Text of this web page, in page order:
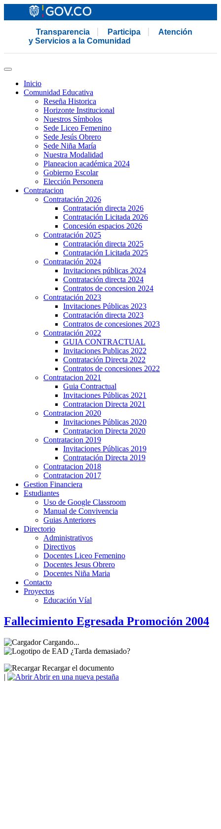
Transparencia Participa
Atención
y Servicios a la Comunidad
Inicio
Comunidad Educativa
Reseña Historica
Horizonte Institucional
Nuestros Símbolos
Sede Liceo Femenino
Sede Jesús Obrero
Sede Niña María
Nuestra Modalidad
Planeacion académica 2024
Gobierno Escolar
Elección Personera
Contratacion
Contratación 2026
Contratación directa 2026
Contratación Licitada 2026
Concesión espacios 2026
Contratación 2025
Contratación directa 2025
Contratación Licitada 2025
Contratación 2024
Invitaciones públicas 2024
Contratación directa 2024
Contratos de concesion 2024
Contratación 2023
Invitaciones Públicas 2023
Contratación directa 2023
Contratos de concesiones 2023
Contratación 2022
GUIA CONTRACTUAL
Invitaciones Publicas 2022
Contratación Directa 2022
Contratos de concesiones 2022
Contratacion 2021
Guia Contractual
Invitaciones Públicas 2021
Contratacion Directa 2021
Contratacion 2020
Invitaciones Públicas 2020
Contratacion Directa 2020
Contratacion 2019
Invitaciones Públicas 2019
Contratación Directa 2019
Contratacion 2018
Contratacion 2017
Gestion Financiera
Estudiantes
Uso de Google Classroom
Manual de Convivencia
Guias Anteriores
Directorio
Administrativos
Directivos
Docentes Liceo Femenino
Docentes Jesus Obrero
Docentes Niña Maria
Contacto
Proyectos
Educación Víal
Fallecimiento Egresada Promoción 2004
Cargando...
¿Tarda demasiado?
Recargar el documento
|
Abrir en una nueva pestaña